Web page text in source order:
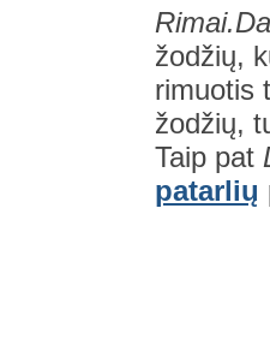
žodžių,
rimuotis
žodžių,
Taip pat
patarlių